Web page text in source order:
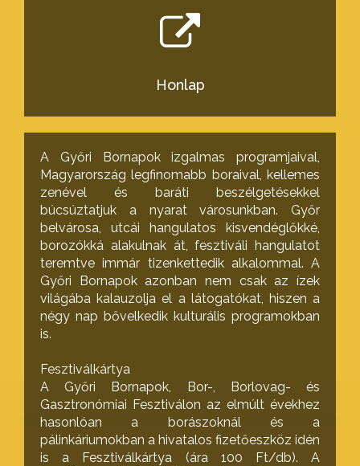
Honlap
A Győri Bornapok izgalmas programjaival,
Magyarország legfinomabb boraival, kellemes
zenével és baráti beszélgetésekkel
búcsúztatjuk a nyarat városunkban. Győr
belvárosa, utcái hangulatos kisvendéglőkké,
borozókká alakulnak át, fesztiváli hangulatot
teremtve immár tizenkettedik alkalommal. A
Győri Bornapok azonban nem csak az ízek
világába kalauzolja el a látogatókat, hiszen a
négy nap bővelkedik kulturális programokban
is.
Fesztiválkártya
A Győri Bornapok, Bor-, Borlovag- és
Gasztronómiai Fesztiválon az elmúlt évekhez
hasonlóan a borászoknál és a
pálinkáriumokban a hivatalos fizetőeszköz idén
is a Fesztiválkártya (ára 100 Ft/db). A